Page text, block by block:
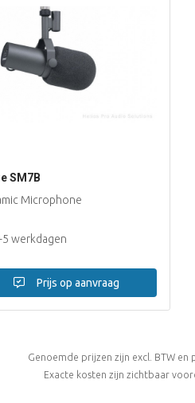
SM7B
Microphone
5 werkdagen
Prijs op aanvraag
Genoemde prijzen zijn excl. BTW en
Exacte kosten zijn zichtbaar